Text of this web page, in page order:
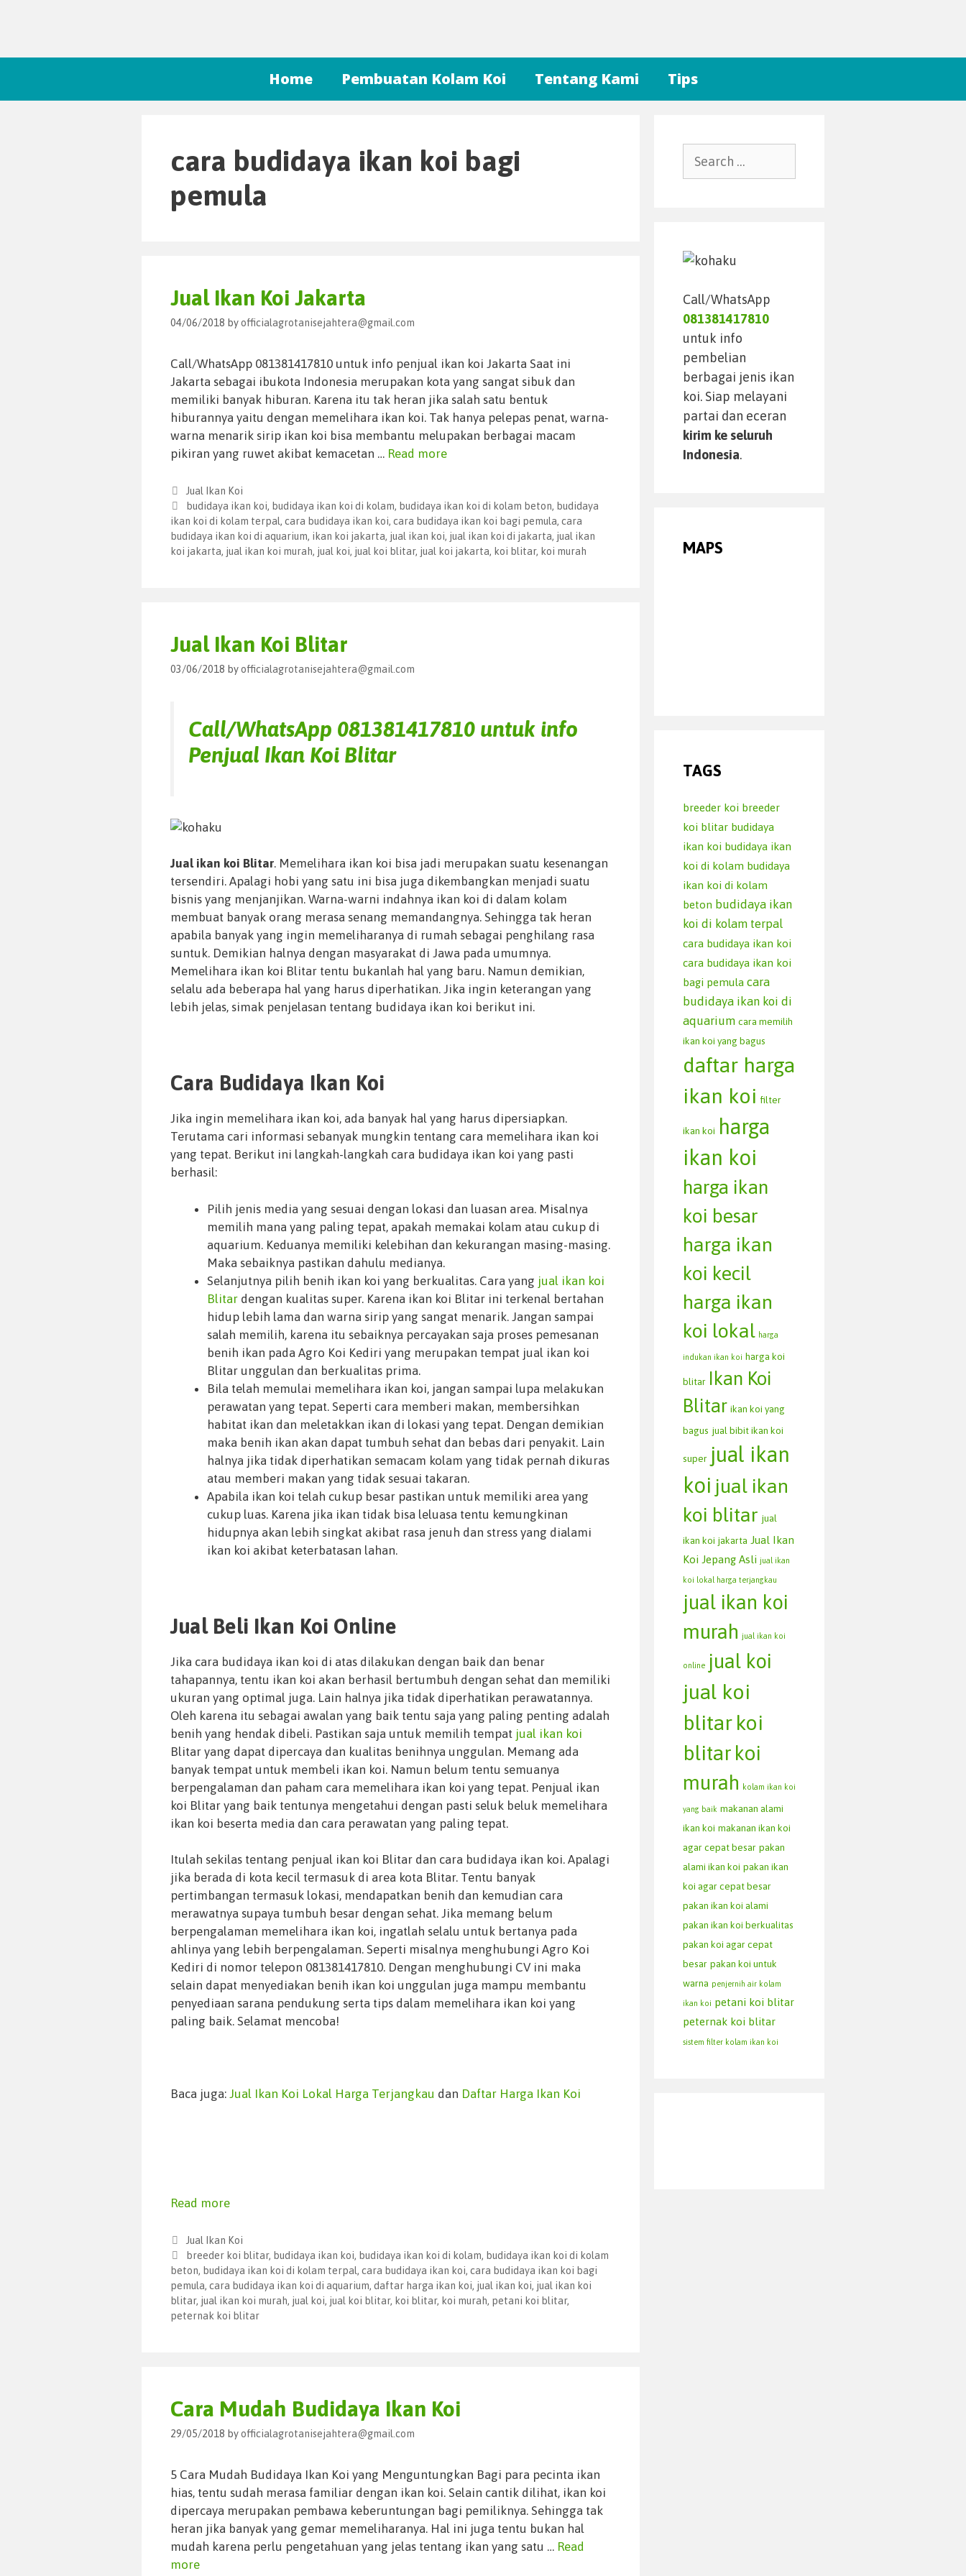
Home Pembuatan Kolam Koi Tentang Kami Tips
cara budidaya ikan koi bagi
pemula
Jual Ikan Koi Jakarta
04/06/2018 byofficialagrotanisejahtera@gmail.com
Call/WhatsApp 081381417810 untuk info penjual ikan koi Jakarta Saat ini
Jakarta sebagai ibukota Indonesia merupakan kota yang sangat sibuk dan
memiliki banyak hiburan. Karena itu tak heran jika salah satu bentuk
hiburannya yaitu dengan memelihara ikan koi. Tak hanya pelepas penat, warna-
warna menarik sirip ikan koi bisa membantu melupakan berbagai macam
pikiran yang ruwet akibat kemacetan … Read more
Jual Ikan Koi
budidaya ikan koi, budidaya ikan koi di kolam, budidaya ikan koi di kolam beton, budidaya
ikan koi di kolam terpal, cara budidaya ikan koi, cara budidaya ikan koi bagi pemula, cara
budidaya ikan koi di aquarium, ikan koi jakarta, jual ikan koi, jual ikan koi di jakarta, jual ikan
koi jakarta, jual ikan koi murah, jual koi, jual koi blitar, jual koi jakarta, koi blitar, koi murah
Jual Ikan Koi Blitar
03/06/2018 byofficialagrotanisejahtera@gmail.com
Call/WhatsApp 081381417810 untuk info
Penjual Ikan Koi Blitar
Jual ikan koi Blitar. Memelihara ikan koi bisa jadi merupakan suatu kesenangan
tersendiri. Apalagi hobi yang satu ini bisa juga dikembangkan menjadi suatu
bisnis yang menjanjikan. Warna-warni indahnya ikan koi di dalam kolam
membuat banyak orang merasa senang memandangnya. Sehingga tak heran
apabila banyak yang ingin memeliharanya di rumah sebagai penghilang rasa
suntuk. Demikian halnya dengan masyarakat di Jawa pada umumnya.
Memelihara ikan koi Blitar tentu bukanlah hal yang baru. Namun demikian,
selalu ada beberapa hal yang harus diperhatikan. Jika ingin keterangan yang
lebih jelas, simak penjelasan tentang budidaya ikan koi berikut ini.
Cara Budidaya Ikan Koi
Jika ingin memelihara ikan koi, ada banyak hal yang harus dipersiapkan.
Terutama cari informasi sebanyak mungkin tentang cara memelihara ikan koi
yang tepat. Berikut ini langkah-langkah cara budidaya ikan koi yang pasti
berhasil:
Pilih jenis media yang sesuai dengan lokasi dan luasan area. Misalnya
memilih mana yang paling tepat, apakah memakai kolam atau cukup di
aquarium. Keduanya memiliki kelebihan dan kekurangan masing-masing.
Maka sebaiknya pastikan dahulu medianya.
Selanjutnya pilih benih ikan koi yang berkualitas. Cara yang jual ikan koi
Blitar dengan kualitas super. Karena ikan koi Blitar ini terkenal bertahan
hidup lebih lama dan warna sirip yang sangat menarik. Jangan sampai
salah memilih, karena itu sebaiknya percayakan saja proses pemesanan
benih ikan pada Agro Koi Kediri yang merupakan tempat jual ikan koi
Blitar unggulan dan berkualitas prima.
Bila telah memulai memelihara ikan koi, jangan sampai lupa melakukan
perawatan yang tepat. Seperti cara memberi makan, membersihkan
habitat ikan dan meletakkan ikan di lokasi yang tepat. Dengan demikian
maka benih ikan akan dapat tumbuh sehat dan bebas dari penyakit. Lain
halnya jika tidak diperhatikan semacam kolam yang tidak pernah dikuras
atau memberi makan yang tidak sesuai takaran.
Apabila ikan koi telah cukup besar pastikan untuk memiliki area yang
cukup luas. Karena jika ikan tidak bisa leluasa tentu kemungkinan
hidupnya akan lebih singkat akibat rasa jenuh dan stress yang dialami
ikan koi akibat keterbatasan lahan.
Jual Beli Ikan Koi Online
Jika cara budidaya ikan koi di atas dilakukan dengan baik dan benar
tahapannya, tentu ikan koi akan berhasil bertumbuh dengan sehat dan memiliki
ukuran yang optimal juga. Lain halnya jika tidak diperhatikan perawatannya.
Oleh karena itu sebagai awalan yang baik tentu saja yang paling penting adalah
benih yang hendak dibeli. Pastikan saja untuk memilih tempat jual ikan koi
Blitar yang dapat dipercaya dan kualitas benihnya unggulan. Memang ada
banyak tempat untuk membeli ikan koi. Namun belum tentu semuanya
berpengalaman dan paham cara memelihara ikan koi yang tepat. Penjual ikan
koi Blitar yang baik tentunya mengetahui dengan pasti seluk beluk memelihara
ikan koi beserta media dan cara perawatan yang paling tepat.
Itulah sekilas tentang penjual ikan koi Blitar dan cara budidaya ikan koi. Apalagi
jika berada di kota kecil termasuk di area kota Blitar. Tentu banyak
pertimbangan termasuk lokasi, mendapatkan benih dan kemudian cara
merawatnya supaya tumbuh besar dengan sehat. Jika memang belum
berpengalaman memelihara ikan koi, ingatlah selalu untuk bertanya pada
ahlinya yang lebih berpengalaman. Seperti misalnya menghubungi Agro Koi
Kediri di nomor telepon 081381417810. Dengan menghubungi CV ini maka
selain dapat menyediakan benih ikan koi unggulan juga mampu membantu
penyediaan sarana pendukung serta tips dalam memelihara ikan koi yang
paling baik. Selamat mencoba!
Baca juga: Jual Ikan Koi Lokal Harga Terjangkau dan Daftar Harga Ikan Koi
Read more
Jual Ikan Koi
breeder koi blitar, budidaya ikan koi, budidaya ikan koi di kolam, budidaya ikan koi di kolam
beton, budidaya ikan koi di kolam terpal, cara budidaya ikan koi, cara budidaya ikan koi bagi
pemula, cara budidaya ikan koi di aquarium, daftar harga ikan koi, jual ikan koi, jual ikan koi
blitar, jual ikan koi murah, jual koi, jual koi blitar, koi blitar, koi murah, petani koi blitar,
peternak koi blitar
Cara Mudah Budidaya Ikan Koi
29/05/2018 byofficialagrotanisejahtera@gmail.com
5 Cara Mudah Budidaya Ikan Koi yang Menguntungkan Bagi para pecinta ikan
hias, tentu sudah merasa familiar dengan ikan koi. Selain cantik dilihat, ikan koi
dipercaya merupakan pembawa keberuntungan bagi pemiliknya. Sehingga tak
heran jika banyak yang gemar memeliharanya. Hal ini juga tentu bukan hal
mudah karena perlu pengetahuan yang jelas tentang ikan yang satu … Read
more
Call/WhatsApp
081381417810
untuk info
pembelian
berbagai jenis ikan
koi. Siap melayani
partai dan eceran
kirim ke seluruh
Indonesia.
MAPS
TAGS
breeder koi breeder
koi blitar budidaya
ikan koi budidaya ikan
koi di kolam budidaya
ikan koi di kolam
beton budidaya ikan
koi di kolam terpal
cara budidaya ikan koi
cara budidaya ikan koi
bagi pemula cara
budidaya ikan koi di
aquarium cara memilih
ikan koi yang bagus
daftar harga
ikan koi filter
ikan koi harga
ikan koi
harga ikan
koi besar
harga ikan
koi kecil
harga ikan
koi lokal harga
indukan ikan koi harga koi
blitar Ikan Koi
Blitar ikan koi yang
bagus jual bibit ikan koi
super jual ikan
koi jual ikan
koi blitar jual
ikan koi jakarta Jual Ikan
Koi Jepang Asli jual ikan
koi lokal harga terjangkau
jual ikan koi
murah jual ikan koi
online jual koi
jual koi
blitar koi
blitar koi
murah
kolam ikan koi
yang baik makanan alami
ikan koi makanan ikan koi
agar cepat besar pakan
alami ikan koi pakan ikan
koi agar cepat besar
pakan ikan koi alami
pakan ikan koi berkualitas
pakan koi agar cepat
besar pakan koi untuk
warna penjernih air kolam
ikan koi petani koi blitar
peternak koi blitar
sistem filter kolam ikan koi